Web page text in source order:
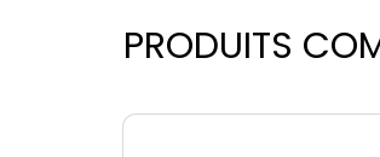
PRODUITS